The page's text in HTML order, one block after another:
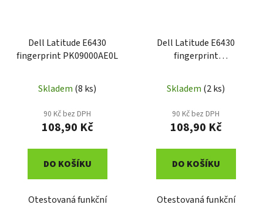
Dell Latitude E6430
fingerprint PK09000AE0L
Skladem (8 ks)
90 Kč bez DPH
108,90 Kč
DO KOŠÍKU
Otestovaná funkční
Dell Latitude E6430
fingerprint
Skladem (2 ks)
90 Kč bez DPH
108,90 Kč
DO KOŠÍKU
Otestovaná funkční